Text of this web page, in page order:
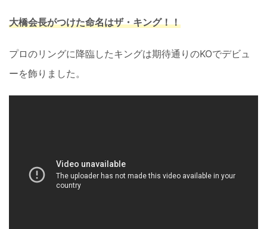
大橋会長がつけた命名はザ・キング！！
プロのリングに降臨したキングは期待通りのKOでデビュ
ーを飾りました。